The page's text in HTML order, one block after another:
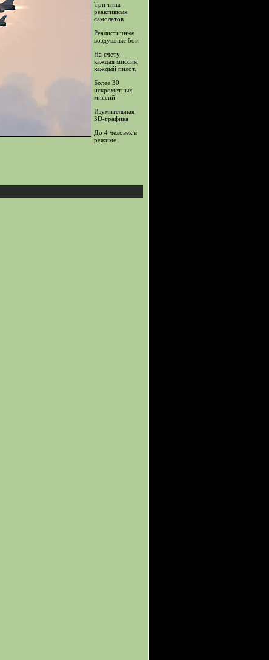
Три типа
реактивных
самолетов
Реалистичные
воздушные бои
На счету
каждая миссия,
каждый пилот.
Более 30
искрометных
миссий
Изумительная
3D-графика
До 4 человек в
режиме